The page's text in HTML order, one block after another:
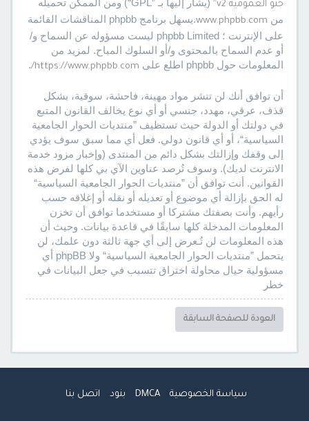
جنو العمومية v2
” (يشار إليها بـ ”GPL“) ومن الممكن تحميله
من www.phpbb.com
.يسهل برنامج phpbb المناقشات القائمة
على الإنترنت ؛ phpbb Limited ليست مسؤوله عن السماح و/
أو عدم السماح بالمحتوى و/أو السلوك المباح. لمزيد من
المعلومات حول phpbb اطلع على
https://www.phpbb.com/
.
أن توافق أنك لن تنشر مواد مهينة، فاحشة، سوقية، بشكل
قذف، عرقي، مهدد، جنسي أو أي نوع يخالف القانون المتبع
في دولتك أو الدولة حيث تستظيف ”منتديات الحوار الجامعية
السياسية“، أو أي قانون دولي. فعل أي مما سبق سوف يؤدي
إلى وقفك وإزالتك بشكل دائم من المنتدى (وإخبار مزود خدمة
الانترنت لديك). وسوف تُرصد عناوين الآي بي كلها لفرض هذه
القوانين. أنت توافق أن ”منتديات الحوار الجامعية السياسية“
له الحق بإزالة أي موضوع أو تعديله أو نقله أو إغلاقه حسب
رأيهم. وأنت بصفتك مشتركا أو مستخدما توافق أن تخزن
المعلومات المدخلة كلها سابقًا في قاعدة بيانات. وحيث أن
هذه المعلومات لن تُـعرض إلى أي جهة ثالثة دون علمك، لن
يتحمل ”منتديات الحوار الجامعية السياسية“ ولا phpBB أي
مسؤولية حيال محاولة اختراق تتسبب في جعل البيانات في
خطر
العودة للصفحة السابقة
سياسة الخصوصية DMCA بنود اتصل بنا